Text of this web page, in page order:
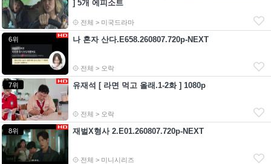
] 5개 에피소트
전체 > 미국드라마
6위 나 혼자 산다.E658.260807.720p-NEXT
전체 > 오락
7위 유재석 [ 라면 먹고 올래.1-2화 ] 1080p
전체 > 오락
8위 재벌X형사 2.E01.260807.720p-NEXT
전체 > 미니시리즈